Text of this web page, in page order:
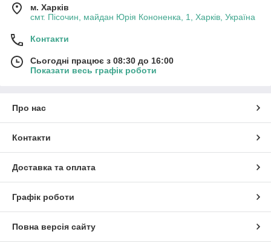
м. Харків
смт. Пісочин, майдан Юрія Кононенка, 1, Харків, Україна
Контакти
Сьогодні працює з 08:30 до 16:00
Показати весь графік роботи
Про нас
Контакти
Доставка та оплата
Графік роботи
Повна версія сайту